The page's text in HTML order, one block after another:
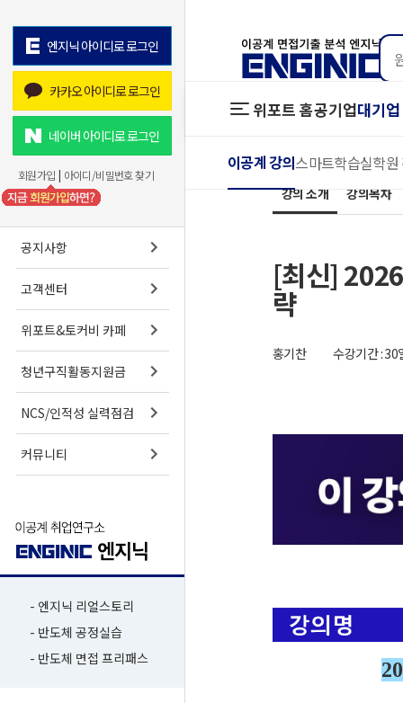
엔지닉 아이디로 로그인
카카오 아이디로 로그인
네이버 아이디로 로그인
회원가입 | 아이디/비밀번호 찾기
공지사항
고객센터
위포트&토커비 카페
청년구직활동지원금
NCS/인적성 실력점검
커뮤니티
- 엔지닉 리얼스토리
- 반도체 공정실습
- 반도체 면접 프리패스
위포트 홈공기업대기
이공계 강의스마트학습실학원
온라인 강
프리패스
스마트학
강의 소개 강의목차
[최신]
략
홍기찬 수강기간 : 30